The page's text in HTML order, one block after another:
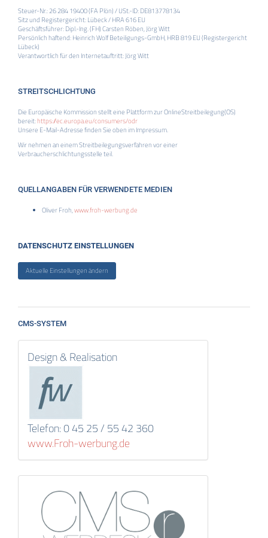
Steuer-Nr.: 26 284 19400 (FA Plön) / USt.-ID: DE813778134
Sitz und Registergericht: Lübeck / HRA 616 EU
Geschäftsführer: Dipl.-Ing. (FH) Carsten Röben, Jörg Witt
Persönlich haftend: Heinrich Wolf Beteiligungs-GmbH, HRB 819 EU (Registergericht
Lübeck)
Verantwortlich für den Internetauftritt: Jörg Witt
STREITSCHLICHTUNG
Die Europäische Kommission stellt eine Plattform zur OnlineStreitbeilegung(OS)
bereit:https://ec.europa.eu/consumers/odr
Unsere E-Mail-Adresse finden Sie oben im Impressum.
Wir nehmen an einem Streitbeilegungsverfahren vor einer
Verbraucherschlichtungsstelle teil.
QUELLANGABEN FÜR VERWENDETE MEDIEN
Oliver Froh,www.froh-werbung.de
DATENSCHUTZ EINSTELLUNGEN
Aktuelle Einstellungen ändern
CMS-SYSTEM
Design & Realisation
Telefon: 0 45 25 / 55 42 360
www.Froh-werbung.de